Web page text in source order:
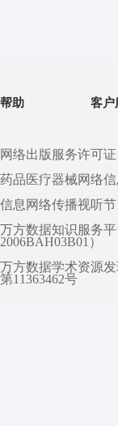
帮助 客户
网络出版服务许可
药品医疗器械网络
信息网络传播视听
万方数据知识服务
2006BAH03B01）
万方数据学术资源
第11363462号